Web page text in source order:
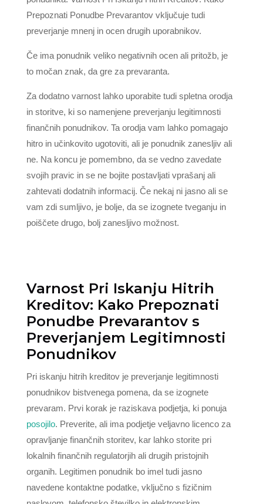
Prepoznati Ponudbe Prevarantov vključuje tudi
preverjanje mnenj in ocen drugih uporabnikov.
Če ima ponudnik veliko negativnih ocen ali pritožb, je
to močan znak, da gre za prevaranta.
Za dodatno varnost lahko uporabite tudi spletna orodja
in storitve, ki so namenjene preverjanju legitimnosti
finančnih ponudnikov. Ta orodja vam lahko pomagajo
hitro in učinkovito ugotoviti, ali je ponudnik zanesljiv ali
ne. Na koncu je pomembno, da se vedno zavedate
svojih pravic in se ne bojite postavljati vprašanj ali
zahtevati dodatnih informacij. Če nekaj ni jasno ali se
vam zdi sumljivo, je bolje, da se izognete tveganju in
poiščete drugo, bolj zanesljivo možnost.
Varnost Pri Iskanju Hitrih
Kreditov: Kako Prepoznati
Ponudbe Prevarantov s
Preverjanjem Legitimnosti
Ponudnikov
Pri iskanju hitrih kreditov je preverjanje legitimnosti
ponudnikov bistvenega pomena, da se izognete
prevaram. Prvi korak je raziskava podjetja, ki ponuja
posojilo. Preverite, ali ima podjetje veljavno licenco za
opravljanje finančnih storitev, kar lahko storite pri
lokalnih finančnih regulatorjih ali drugih pristojnih
organih. Legitimen ponudnik bo imel tudi jasno
navedene kontaktne podatke, vključno s fizičnim